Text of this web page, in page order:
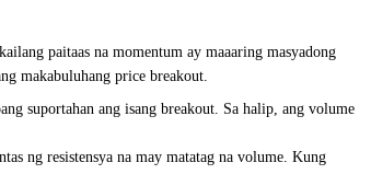
paitaas na momentum ay maaaring masyadong
makabuluhang price breakout.
suportahan ang isang breakout. Sa halip, ang volume
ng resistensya na may matatag na volume. Kung